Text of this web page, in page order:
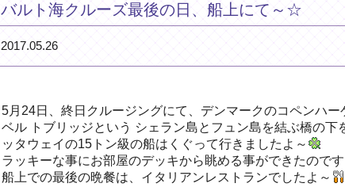
バルト海クルーズ最後の日、船上にて～☆
2017.05.26
5月24日、終日クルージングにて、デンマークのコペンハ
ベル トブリッジという シェラン島とフュン島を結ぶ橋の下
ッタウェイの15トン級の船はくぐって行きましたよ～
ラッキーな事にお部屋のデッキから眺める事ができたので
船上での最後の晩餐は、イタリアンレストランでしたよ～